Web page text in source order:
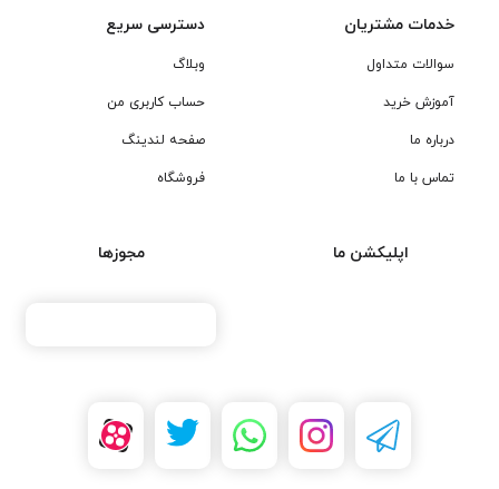
خدمات مشتریان
سوالات متداول
آموزش خرید
درباره ما
تماس با ما
دسترسی سریع
وبلاگ
حساب کاربری من
صفحه لندینگ
فروشگاه
اپلیکشن ما مجوزها